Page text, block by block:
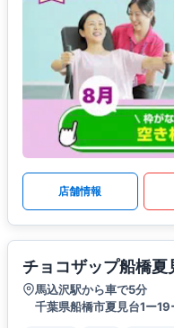
店舗情報
チョコザップ船橋夏
馬込沢駅から車で5分
千葉県船橋市夏見台1ー